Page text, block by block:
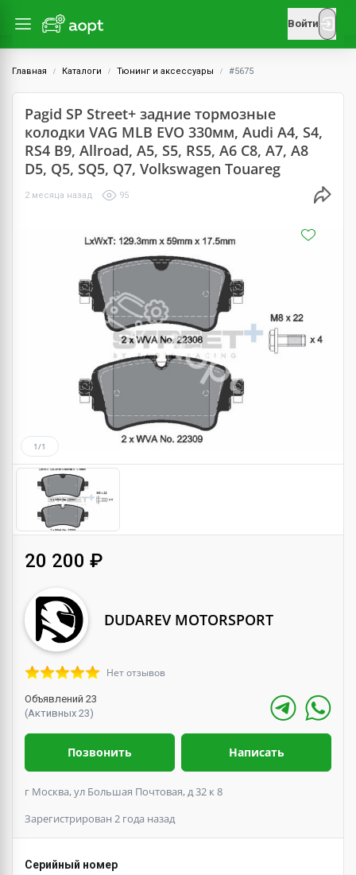
Войти
Главная Каталоги Тюнинг и аксессуары #5675
Pagid SP Street+ задние тормозные
колодки VAG MLB EVO 330мм, Audi A4, S4,
RS4 B9, Allroad, A5, S5, RS5, A6 C8, A7, A8
D5, Q5, SQ5, Q7, Volkswagen Touareg
2 месяца назад 95
1/1
20 200 ₽
DUDAREV MOTORSPORT
Нет отзывов
Объявлений 23
(Активных 23)
Позвонить Написать
г Москва, ул Большая Почтовая, д 32 к 8
Зарегистрирован 2 года назад
Серийный номер